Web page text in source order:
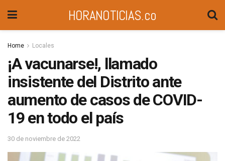
HORANOTICIAS.co
Home Locales
¡A vacunarse!, llamado
insistente del Distrito ante
aumento de casos de COVID-
19 en todo el país
30 de noviembre de 2022